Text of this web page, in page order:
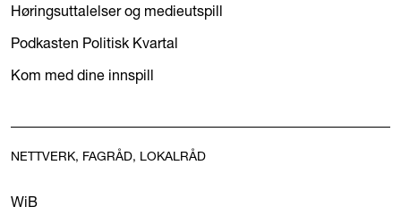
Høringsuttalelser og medieutspill
Podkasten Politisk Kvartal
Kom med dine innspill
NETTVERK, FAGRÅD, LOKALRÅD
WiB